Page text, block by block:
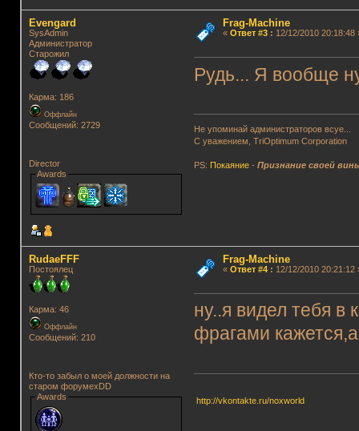
Evengard
SysAdmin
Администратор
Старожил
Карма: 186
Оффлайн
Сообщений: 2729
Director
Awards
Frag-Machine
« Ответ #3: 12/12/2010 20:18:48
Рудь... Я вообще
Не упоминай администраторов всуе...
С уважением, TriOptimum Corporation
PS: Покаяние -Признание своей
RudaeFFF
Постоялец
Карма: 46
Оффлайн
Сообщений: 210
Кто-то забыл о моей должности на
старом форумеxDD
Awards
Frag-Machine
« Ответ #4: 12/12/2010 20:21:12
ну..я видел тебя в
фрагами
http://vkontakte.ru/noxworld